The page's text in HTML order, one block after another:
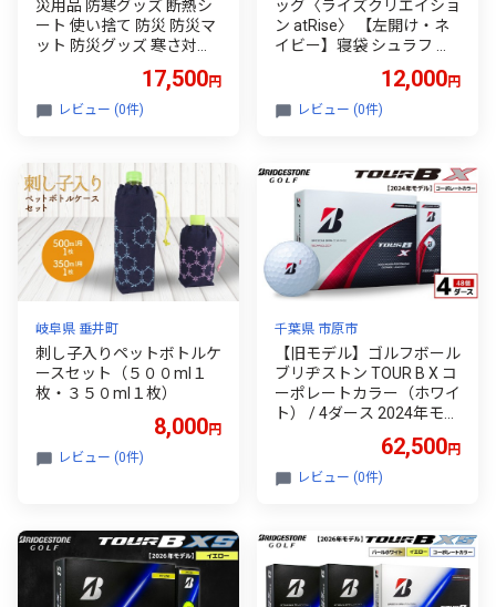
災用品 防寒グッズ 断熱シ
ート 使い捨て 防災 防災マ
ット 防災グッズ 寒さ対策
生活 アウトドア キャンプ
車中泊 マットレス ベッド
ット コンパクト
17,500円
レビュー (0件)
ッグ〈ライズクリエイショ
ン atRise〉 【左開け・ネ
イビー】寝袋 シュラフ 洗
軽量 防災 マミー 型 寝袋
マット 封筒型 軽量 連結 防
12,000円
レビュー (0件)
岐阜県 垂井町
刺し子入りペットボトルケ
ースセット（５００ml１
枚・３５０ml１枚）
8,000円
レビュー (0件)
千葉県 市原市
【旧モデル】ゴルフボール
ブリヂストン TOUR B X コ
ーポレートカラー（ホワイ
ト） / 4ダース 2024年モデ
62,500円
レビュー (0件)